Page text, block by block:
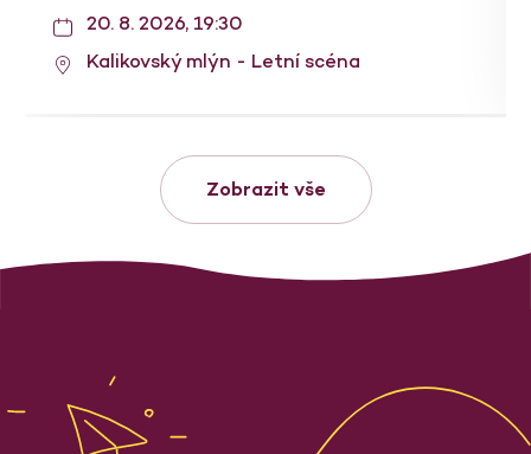
20. 8. 2026, 19:30
Kalikovský mlýn - Letní scéna
Zobrazit vše